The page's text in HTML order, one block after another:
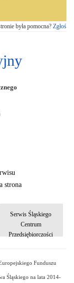
była pomocna? Zgłoś
strona
Serwis Śląskiego
Centrum
Przedsiębiorczości
Funduszu
Śląskiego na lata 2014-